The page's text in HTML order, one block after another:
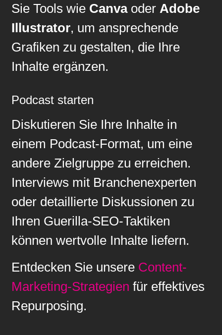
Sie Tools wie Canvaoder Adobe
Illustrator, um ansprechende
Grafiken zu gestalten, die Ihre
Inhalte ergänzen.
Podcast starten
Diskutieren Sie Ihre Inhalte in
einem Podcast-Format, um eine
andere Zielgruppe zu erreichen.
Interviews mit Branchenexperten
oder detaillierte Diskussionen zu
Ihren Guerilla-SEO-Taktiken
können wertvolle Inhalte liefern.
Entdecken Sie unsere Content-
Marketing-Strategien für effektives
Repurposing.